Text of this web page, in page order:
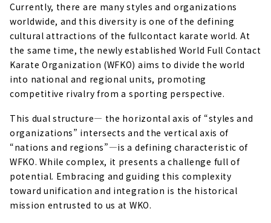
Currently, there are many styles and organizations
worldwide, and this diversity is one of the defining
cultural attractions of the fullcontact karate world. At
the same time, the newly established World Full Contact
Karate Organization (WFKO) aims to divide the world
into national and regional units, promoting
competitive rivalry from a sporting perspective.
This dual structure— the horizontal axis of “styles and
organizations” intersects and the vertical axis of
“nations and regions”—is a defining characteristic of
WFKO. While complex, it presents a challenge full of
potential. Embracing and guiding this complexity
toward unification and integration is the historical
mission entrusted to us at WKO.